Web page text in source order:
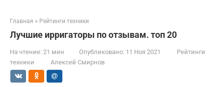
Главная » Рейтинги техники
Лучшие ирригаторы по отзывам. топ 20
На чтение: 21 мин Опубликовано: 11 Ноя 2021
Рейтинги
техники
Алексей Смирнов